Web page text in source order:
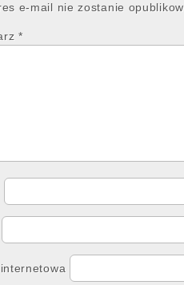
e-mail nie zostanie
*